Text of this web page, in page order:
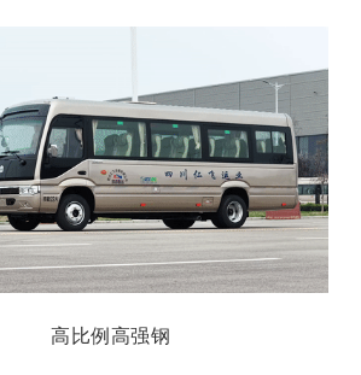
高比例高强钢